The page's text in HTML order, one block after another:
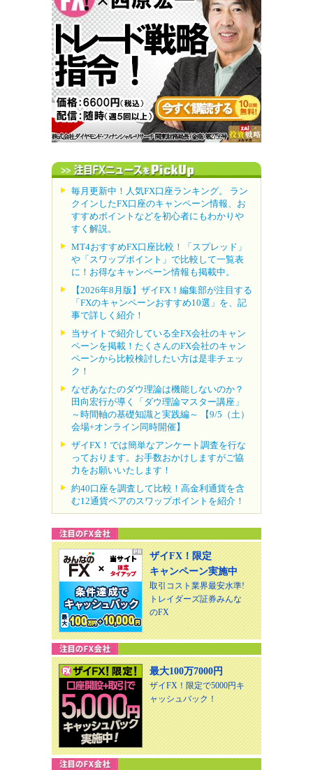
毎月更新中！人気FX口座ランキング。 ラン
クインしたFX口座のキャンペーン情報、お
すすめポイントなどを初心者にもわかりや
すく解説。
MT4おすすめFX口座比較！「スプレッド」
や「スワップポイント」で比較して一覧表
に！お得なキャンペーン情報も掲載中。
【2026年8月版】ザイFX！編集部が注目する
「FXのキャンペーンおすすめ10選」を、記
事で詳しく紹介！
当サイトで紹介している全FX会社のキャン
ペーンを掲載！たくさんのFX会社のキャン
ペーンから比較検討したい方は是非チェッ
ク！
なぜあなたのダウ理論は機能しないのか？
田向宏行が導く「ダウ理論マスター講座」
～時間軸の基礎知識と実践編～ 【9/5（土）
会場+オンライン同時開催】
ザイFX！では簡単なアンケート調査を行な
っております。お手数おかけしますがご協
力をお願いいたします！
約40口座を調査して比較！高金利通貨を含
む12通貨ペアのスワップポイントを紹介！
ザイFX！限定
キャンペーン実施中
取引コスト業界最安水準!
トレイダーズ証券みんな
のFX
最大100万7000円
ザイFX！限定で5000円キ
ャッシュバック！